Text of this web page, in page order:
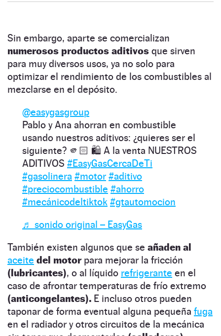
Sin embargo, aparte se comercializan
numerosos productos aditivos que sirven
para muy diversos usos, ya no solo para
optimizar el rendimiento de los combustibles al
mezclarse en el depósito.
@easygasgroup
Pablo y Ana ahorran en combustible
usando nuestros aditivos: ¿quieres ser el
siguiente? 🫵🏻 🛍️ A la venta NUESTROS
ADITIVOS #EasyGasCercaDeTi
#gasolinera #motor #aditivo
#preciocombustible #ahorro
#mecánicodeltiktok #gtautomocion
♬ sonido original – EasyGas
También existen algunos que se añaden al
aceite del motor para mejorar la fricción
(lubricantes), o al líquido refrigerante en el
caso de afrontar temperaturas de frío extremo
(anticongelantes). E incluso otros pueden
taponar de forma eventual alguna pequeña fuga
en el radiador y otros circuitos de la mecánica